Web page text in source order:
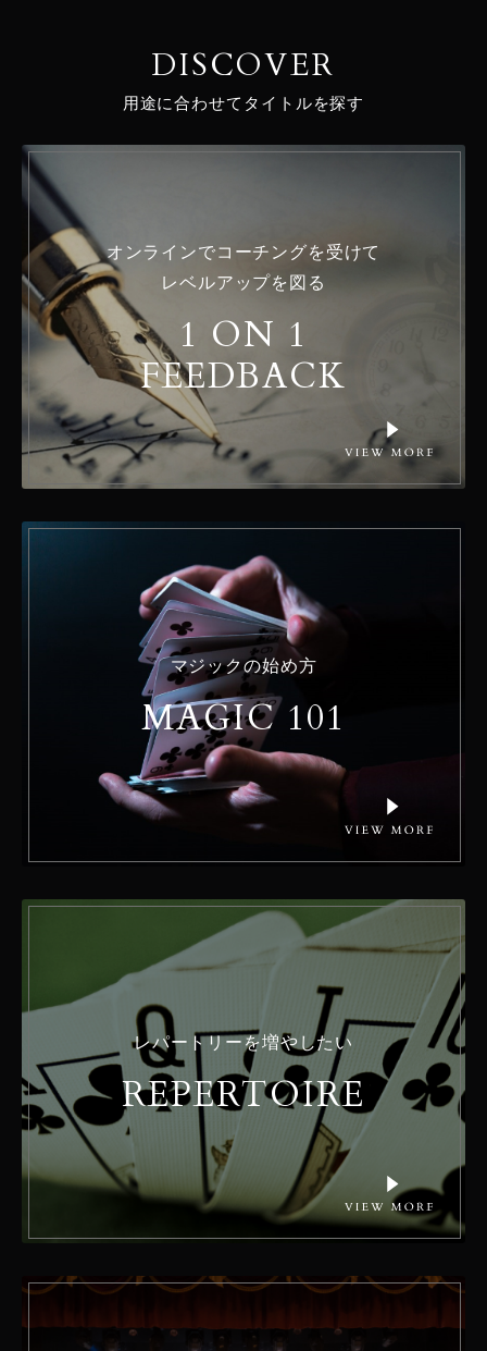
DISCOVER
用途に合わせてタイトルを探す
オンラインでコーチングを受けて
レベルアップを図る
1 ON 1
FEEDBACK
マジックの始め方
MAGIC 101
レパートリーを増やしたい
REPERTOIRE